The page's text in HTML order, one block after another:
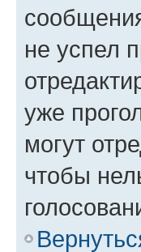
не успел
уже
могут
чтобы